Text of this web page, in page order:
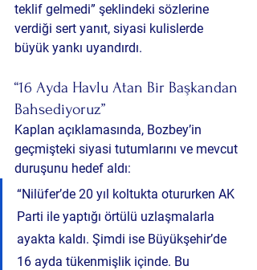
teklif gelmedi” şeklindeki sözlerine
verdiği sert yanıt, siyasi kulislerde
büyük yankı uyandırdı.
“16 Ayda Havlu Atan Bir Başkandan
Bahsediyoruz”
Kaplan açıklamasında, Bozbey’in
geçmişteki siyasi tutumlarını ve mevcut
duruşunu hedef aldı:
“Nilüfer’de 20 yıl koltukta otururken AK
Parti ile yaptığı örtülü uzlaşmalarla
ayakta kaldı. Şimdi ise Büyükşehir’de
16 ayda tükenmişlik içinde. Bu